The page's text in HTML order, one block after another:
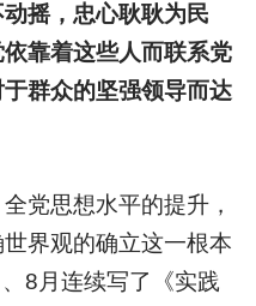
摇，忠心耿耿为民
靠着这些人而联系党
群众的坚强领导而达
党思想水平的提升，
界观的确立这一根本
8月连续写了《实践